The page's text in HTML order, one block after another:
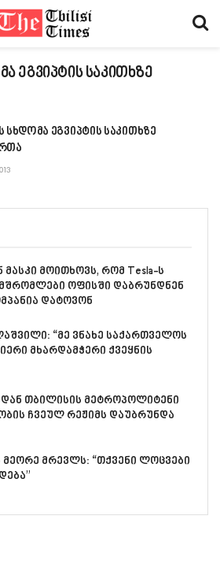
ეგვიპტის საკითხზე
სხდომა ეგვიპტის საკითხზე
მოითხოვს, რომ Tesla-ს
ოფისში დაბრუნდნენ
დატოვონ
“მე ვნახე საქართველოს
მხარდამჭერი ქვეყნის
თბილისის მეტროპოლიტენი
ჩვეულ რეჟიმს დაუბრუნდა
მეორე მრევლს: “თქვენი ლოცვები